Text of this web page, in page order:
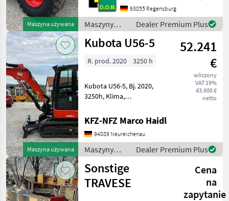
Maszyna używana
Schnellwechselplatte
hydraulisch - Handgas mit
Langsamfahreinrichtung -
Motorvorwärmung ü
93055 Regensburg
Maszyny
budowlane /
Claas
Dealer Premium Plus
Maszyna używana
Kubota U56-5
52.241
€
wliczony
VAT 19%
43.900 €
netto
R. prod. 2020 3250 h
Kubota U56-5, Bj. 2020,
3250h, Klima,
mit HS03,
Grabenräumlöffel, Ketten
90% Maszyny budowlane
Minikoparki
KFZ-NFZ Marco Haidl
94089 Neureichenau
Maszyny
budowlane /
Kubota
Dealer Premium Plus
Sonstige
TRAVESE
Cena
na
zapytanie